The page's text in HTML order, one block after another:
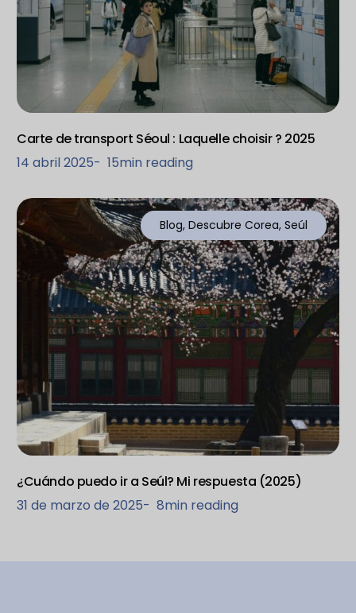
Carte de transport Séoul : Laquelle choisir ? 2025
14 abril 2025- 15min reading
Blog, Descubre Corea, Seúl
¿Cuándo puedo ir a Seúl? Mi respuesta (2025)
31 de marzo de 2025- 8min reading